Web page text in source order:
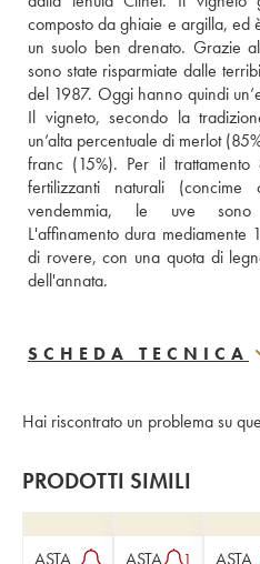
composto da ghiaie e argilla, ed
un suolo ben drenato. Grazie
sono state risparmiate dalle
del 1987. Oggi hanno quindi
Il vigneto, secondo la
un’alta percentuale di merlot
franc (15%). Per il
fertilizzanti naturali
vendemmia, le uve sono
L'affinamento dura mediamente
di rovere, con una quota di
dell'annata.
SCHEDA TECNICA
Hai riscontrato un problema su
PRODOTTI SIMILI
ASTA ASTA 1 ASTA